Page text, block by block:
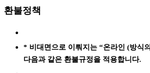
환불정책
* 비대면으로 이뤄지는 “온라인 (방식
다음과 같은 환불규정을 적용합니다.